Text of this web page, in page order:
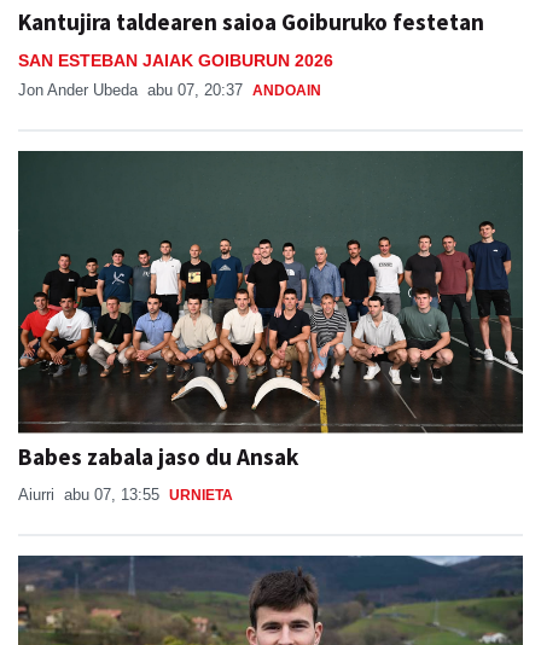
Kantujira taldearen saioa Goiburuko festetan
SAN ESTEBAN JAIAK GOIBURUN 2026
Jon Ander Ubeda abu 07, 20:37 ANDOAIN
Babes zabala jaso du Ansak
Aiurri abu 07, 13:55 URNIETA